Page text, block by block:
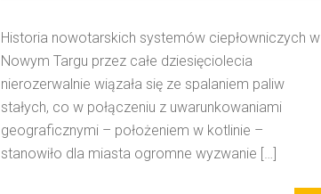
Historia nowotarskich systemów ciepłowniczych w
Nowym Targu przez całe dziesięciolecia
nierozerwalnie wiązała się ze spalaniem paliw
stałych, co w połączeniu z uwarunkowaniami
geograficznymi – położeniem w kotlinie –
stanowiło dla miasta ogromne wyzwanie […]